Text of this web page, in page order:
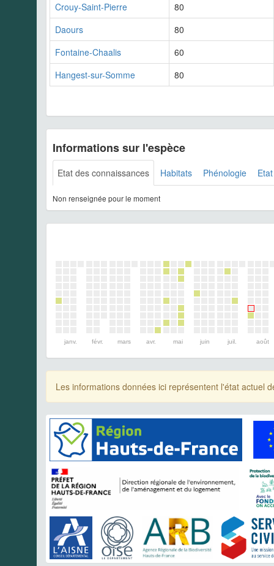
Crouy-Saint-Pierre
80
Daours
80
Fontaine-Chaalis
60
Hangest-sur-Somme
80
Informations sur l'espèce
Etat des connaissances Habitats Phénologie
Non renseignée pour le moment
janv. févr. mars avr. mai juin juil. août
Les informations données ici représentent l'état actuel